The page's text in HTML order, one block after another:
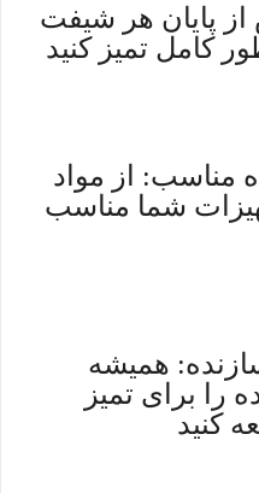
پایان هر شیفت
کامل تمیز کنید
مناسب: از مواد
شما مناسب
همیشه
را برای تمیز
کنید